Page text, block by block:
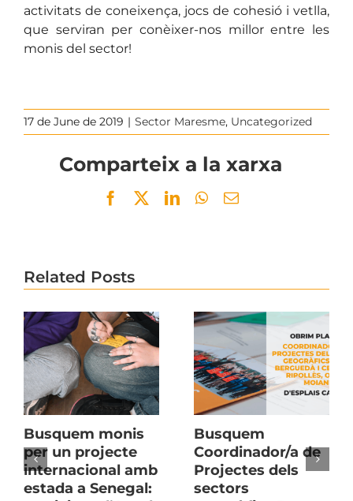
activitats de coneixença, jocs de cohesió i vetlla,
que serviran per conèixer-nos millor entre les
monis del sector!
17 de June de 2019 | Sector Maresme, Uncategorized
Comparteix a la xarxa
Facebook
TwitterLinkedInWhatsApp
Email
Related Posts
Busquem monis
per un projecte
internacional amb
estada a Senegal:
Busquem
Coordinador/a de
Projectes dels
sectors